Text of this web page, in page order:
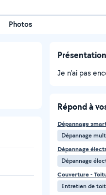
Photos
Présentation
Je n'ai pas
Répond à
Dépannage
Dépannage
Dépannage
Dépannage
Couverture -
Entretien de